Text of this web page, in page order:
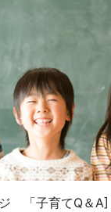
「子育てQ＆A]